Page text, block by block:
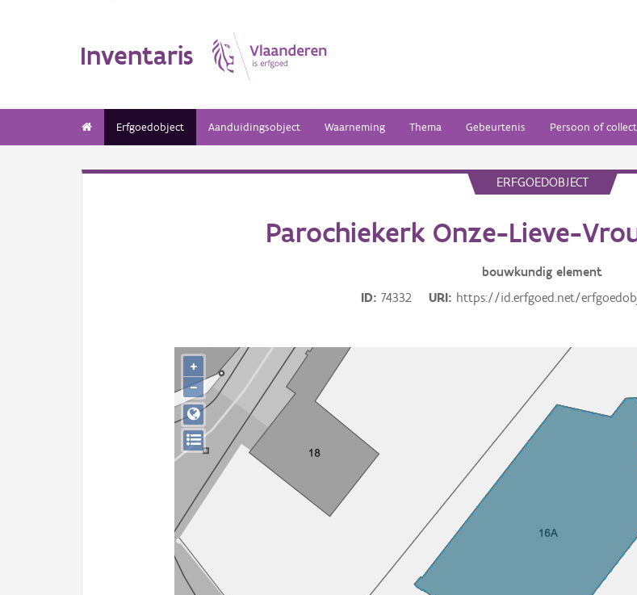
Inventaris
Erfgoedobject Aanduidingsobject Waarneming Thema Gebeurtenis Persoon of
ERFGOEDOBJECT
Parochiekerk Onze-Lieve-
bouwkundig element
ID
74332 URI https://id.erfgoed.net/
+
−